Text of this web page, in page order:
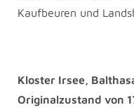
Kaufbeuren und
Kloster Irsee,
Originalzustand von